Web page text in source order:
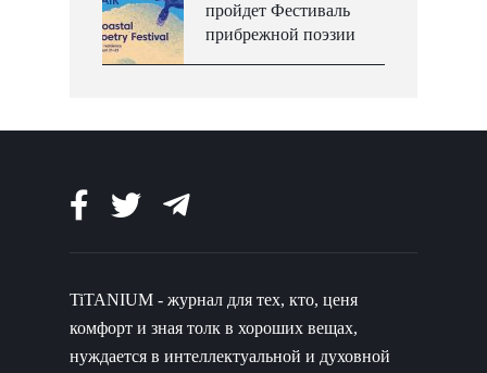
пройдет Фестиваль
прибрежной поэзии
TiTANIUM - журнал для тех, кто, ценя
комфорт и зная толк в хороших вещах,
нуждается в интеллектуальной и духовной